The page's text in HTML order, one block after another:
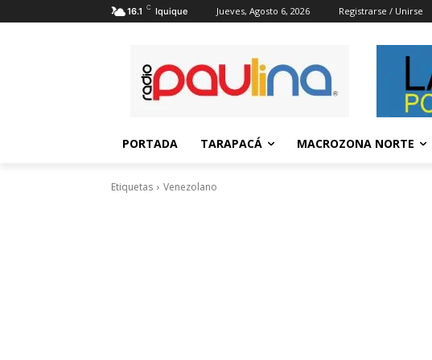
16.1 C Iquique Jueves, Agosto 6, 2026 Registrarse / Unirse
PORTADA TARAPACÁ MACROZONA NORTE
Etiquetas Venezolano